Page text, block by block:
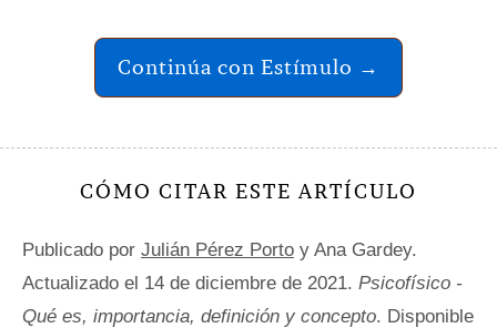
Continúa con Estímulo →
CÓMO CITAR ESTE ARTÍCULO
Publicado por Julián Pérez Porto y Ana Gardey.
Actualizado el 14 de diciembre de 2021. Psicofísico -
Qué es, importancia, definición y concepto. Disponible